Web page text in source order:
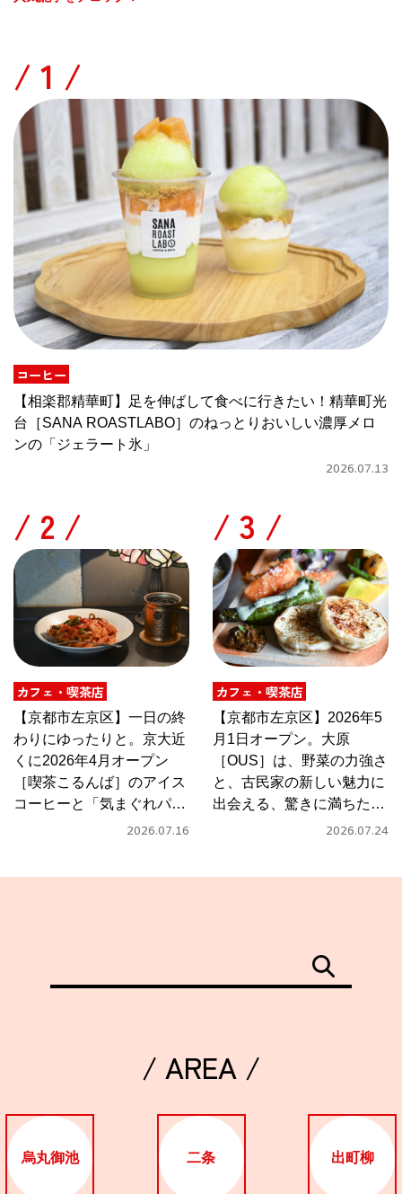
/
コーヒー
【相楽郡精華町】足を伸ばして食べに行きたい！精華町光
台［SANA ROASTLABO］のねっとりおいしい濃厚メロ
ンの「ジェラート氷」
2026.07.13
/
カフェ・喫茶店
【京都市左京区】一日の終
わりにゆったりと。京大近
くに2026年4月オープン
［喫茶こるんば］のアイス
コーヒーと「気まぐれパス
2026.07.16
/
カフェ・喫茶店
【京都市左京区】2026年5
月1日オープン。大原
［OUS］は、野菜の力強さ
と、古民家の新しい魅力に
出会える、驚きに満ちたカ
2026.07.24
/ AREA /
烏丸御池 二条 出町柳